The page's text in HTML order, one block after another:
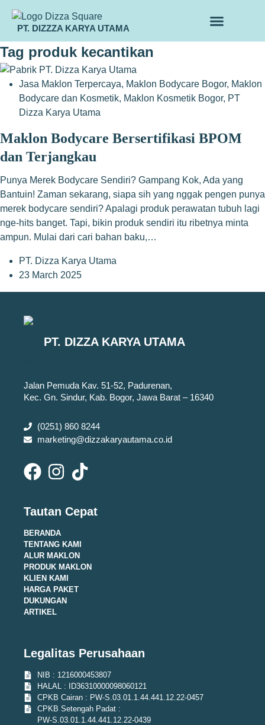
PT. DIZZZA KARYA UTAMA
Tag produk kecantikan
Jasa Maklon Terpercaya, Maklon Bodycare Bogor, Maklon
Bodycare dan Kosmetik, Maklon Kosmetik Bogor, PT
Dizza Karya Utama
Maklon Bodycare Bersertifikasi BPOM
dan Terjangkau
Punya Merek Bodycare Sendiri? Gampang Kok, Ada yang
Bantuin! Zaman sekarang, siapa sih yang nggak pengen punya
merek bodycare sendiri? Apalagi produk perawatan tubuh lagi
nge-hits banget. Tapi, bikin produk sendiri itu ribetnya minta
ampun. Mulai dari cari bahan baku,…
PT. Dizza Karya Utama
23 March 2025
PT. DIZZA KARYA UTAMA
Jalan Pemuda Kav. 51-52, Padurenan,
Kec. Gn. Sindur, Kab. Bogor, Jawa Barat – 16340
(0251) 860 8244
marketing@dizzakaryautama.co.id
Tautan Cepat
BERANDA
TENTANG KAMI
ALUR MAKLON
PRODUK MAKLON
KLIEN KAMI
HARGA PAKET
DUKUNGAN
ARTIKEL
Legalitas Perusahaan
NIB : 1216000453807
HALAL : ID36310000098060121
CPKB Cairan : PW-S.03.01.1.44.441.12.22-0457
CPKB Setengah Padat :
PW-S.03.01.1.44.441.12.22-0439